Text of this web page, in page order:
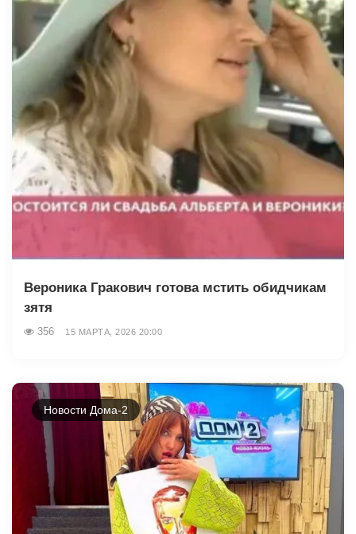
Вероника Гракович готова мстить обидчикам
зятя
356 15 МАРТА, 2026 20:00
Новости Дома-2